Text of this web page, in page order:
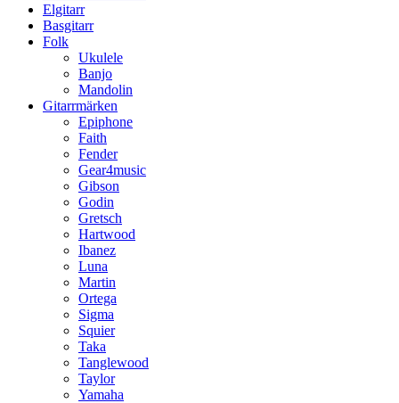
Elgitarr
Basgitarr
Folk
Ukulele
Banjo
Mandolin
Gitarrmärken
Epiphone
Faith
Fender
Gear4music
Gibson
Godin
Gretsch
Hartwood
Ibanez
Luna
Martin
Ortega
Sigma
Squier
Taka
Tanglewood
Taylor
Yamaha